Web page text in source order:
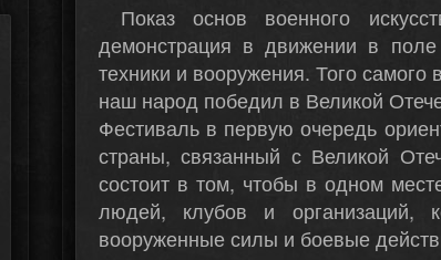
Показ основ военного
демонстрация в движении в
техники и вооружения. Того самого
наш народ победил в Великой
Фестиваль в первую очередь
страны, связанный с Великой
состоит в том, чтобы в одном
людей, клубов и организаций,
вооруженные силы и боевые